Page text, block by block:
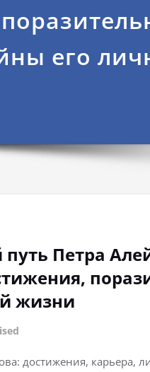
его
Петра
жизни